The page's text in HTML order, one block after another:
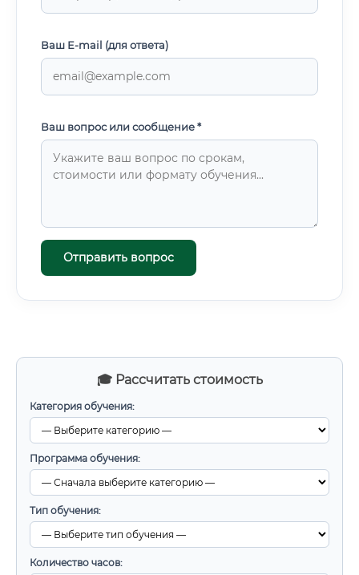
🎓 Рассчитать стоимость
Категория обучения:
Программа обучения:
Тип обучения:
Количество часов:
Ваш E-mail (для ответа)
Ваш вопрос или сообщение *
Отправить вопрос